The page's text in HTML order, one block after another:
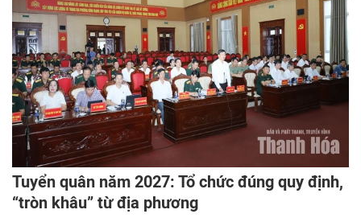
Tuyển quân năm 2027: Tổ chức đúng quy định,
“tròn khâu” từ địa phương